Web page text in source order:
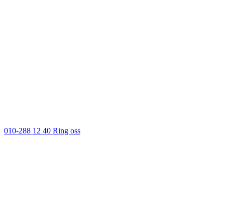
010-288 12 40 Ring oss